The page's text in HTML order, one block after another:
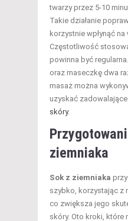
twarzy przez 5-10
Takie działanie
korzystnie wpłynąć
Częstotliwość
powinna być
oraz maseczkę dwa
masaż można
uzyskać
skóry.
ziemniaka
Sok z ziemniaka
szybko, korzystając z
co zwiększa jego
skóry. Oto kroki, które